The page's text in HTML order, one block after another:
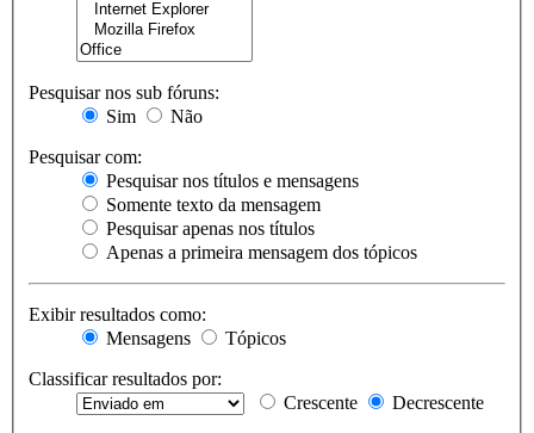
Pesquisar nos sub fóruns:
Sim
Não
Pesquisar com:
Pesquisar nos títulos e mensagens
Somente texto da mensagem
Pesquisar apenas nos títulos
Apenas a primeira mensagem dos tópicos
Exibir resultados como:
Mensagens
Tópicos
Classificar resultados por:
Crescente
Decrescente